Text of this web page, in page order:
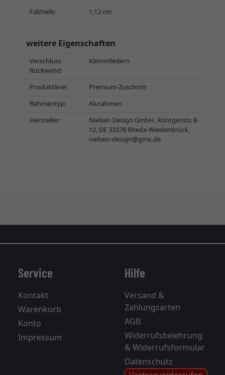
Falztiefe: 1,12 cm
weitere Eigenschaften
Verschluss
Rückwand:
Klemmfedern
Produktlinie:
Premium-Zuschnitt
Rahmentyp:
Alurahmen
Hersteller:
Nielsen Design GmbH, Röntgenstr. 8-
12, DE 33378 Rheda-Wiedenbrück,
nielsen-design@gmx.de
Service
Kontakt
Warenkorb
Konto
Impressum
Hilfe
Versand &
Zahlungsarten
AGB
Widerrufsbelehrung
& Widerrufsformular
Datenschutz